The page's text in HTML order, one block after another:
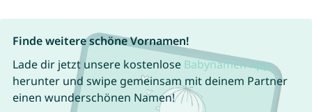
Finde weitere schöne Vornamen!
Lade dir jetzt unsere kostenlose Babynamen App
herunter und swipe gemeinsam mit deinem Partner
einen wunderschönen Namen!